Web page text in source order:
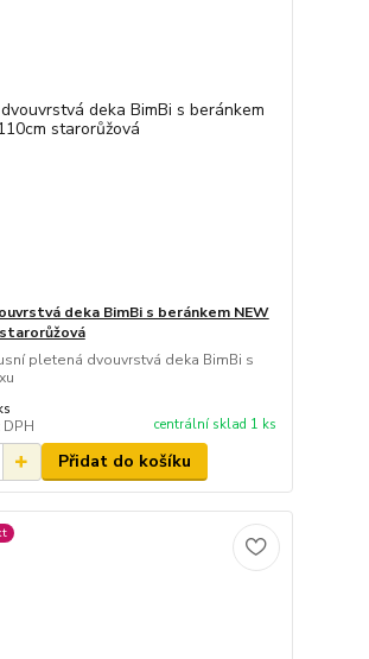
deka BimBi s beránkem NEW
pletená dvouvrstvá deka BimBi s
centrální sklad 1 ks
Přidat do košíku